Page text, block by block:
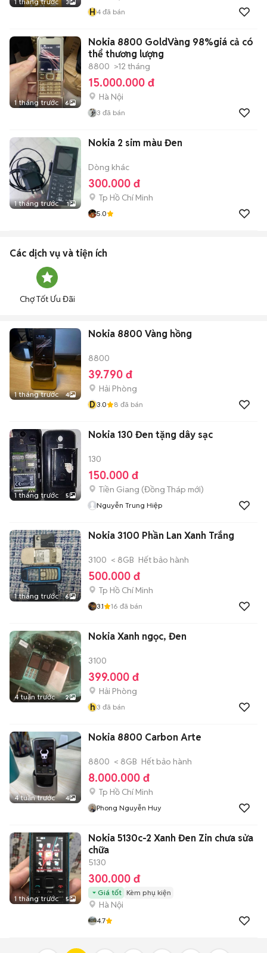
3
H4 đã bán
1 tháng trước 6
Nokia 8800 GoldVàng 98%giá cả có
thể thương lượng
8800 >12 tháng
15.000.000 đ
Hà Nội
3 đã bán
1 tháng trước 1
Nokia 2 sim màu Đen
Dòng khác
300.000 đ
Tp Hồ Chí Minh
5.0
Các dịch vụ và tiện ích
Chợ Tốt Ưu Đãi
1 tháng trước 4
Nokia 8800 Vàng hồng
8800
39.790 đ
Hải Phòng
D3.0 8 đã bán
1 tháng trước 5
Nokia 130 Đen tặng dây sạc
130
150.000 đ
Tiền Giang (Đồng Tháp mới)
Nguyễn Trung Hiệp
1 tháng trước 6
Nokia 3100 Phần Lan Xanh Trắng
3100 < 8GB Hết bảo hành
500.000 đ
Tp Hồ Chí Minh
3.1 16 đã bán
4 tuần trước 2
Nokia Xanh ngọc, Đen
3100
399.000 đ
Hải Phòng
h3 đã bán
4 tuần trước 4
Nokia 8800 Carbon Arte
8800 < 8GB Hết bảo hành
8.000.000 đ
Tp Hồ Chí Minh
Phong Nguyễn Huy
1 tháng trước 5
Nokia 5130c-2 Xanh Đen Zin chưa sửa
chữa
5130
300.000 đ
Giá tốt Kèm phụ kiện
Hà Nội
4.7